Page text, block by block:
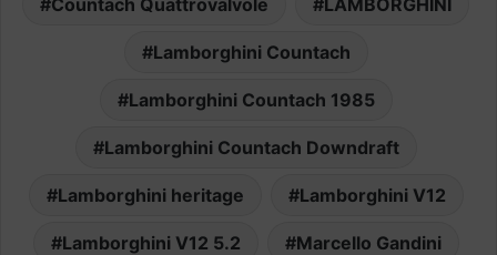
Lamborghini Countach
Lamborghini Countach 1985
Lamborghini Countach Downdraft
Lamborghini heritage Lamborghini V12
Lamborghini V12 5.2 Marcello Gandini